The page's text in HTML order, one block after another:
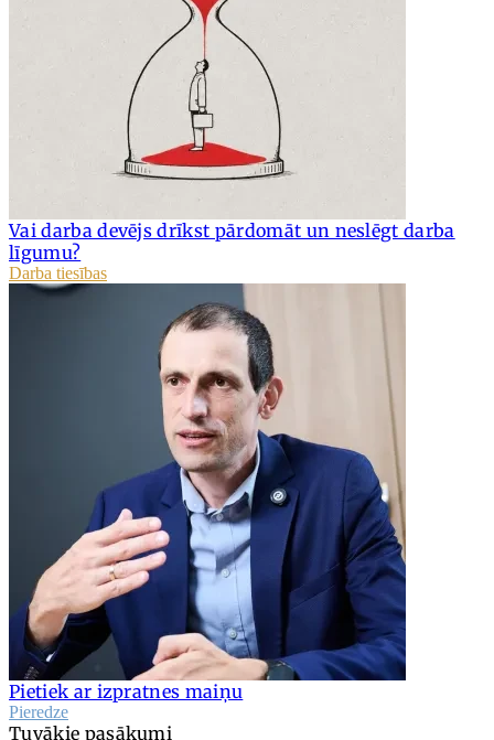
Vai darba devējs drīkst pārdomāt un neslēgt darba
līgumu?
Darba tiesības
Pietiek ar izpratnes maiņu
Pieredze
Tuvākie pasākumi